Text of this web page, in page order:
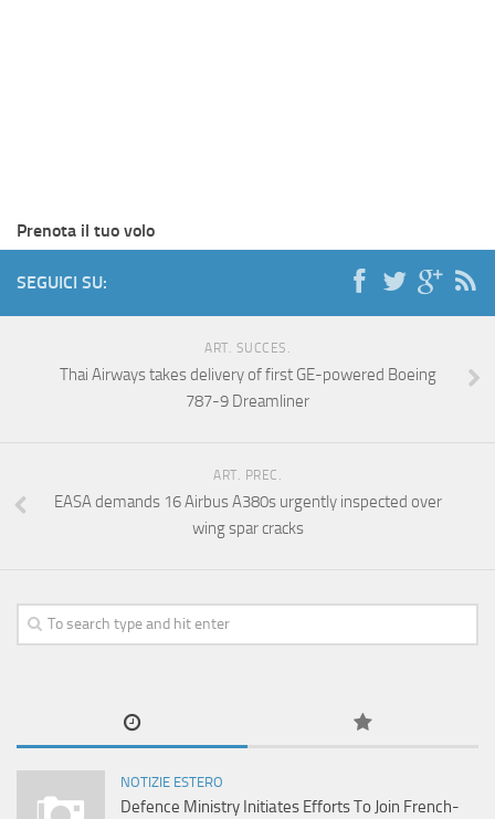
Prenota il tuo volo
SEGUICI SU:
ART. SUCCES.
Thai Airways takes delivery of first GE-powered Boeing
787-9 Dreamliner
ART. PREC.
EASA demands 16 Airbus A380s urgently inspected over
wing spar cracks
NOTIZIE ESTERO
Defence Ministry Initiates Efforts To Join French-